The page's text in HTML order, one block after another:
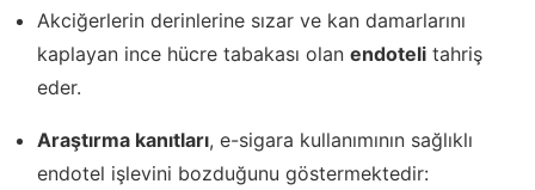
Akciğerlerin derinlerine sızar ve kan damarlarını
kaplayan ince hücre tabakası olan endoteli tahriş
eder.
Araştırma kanıtları, e-sigara kullanımının sağlıklı
endotel işlevini bozduğunu göstermektedir: